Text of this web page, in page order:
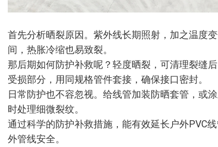
首先分析晒裂原因。紫外线长期照射，加之温度
间，热胀冷缩也易致裂。
那后期如何防护补救呢？轻度晒裂，可清理裂缝
受损部分，用同规格管件套接，确保接口密封。
日常防护也不容忽视。给线管加装防晒套管，或
时处理细微裂纹。
通过科学的防护补救措施，能有效延长户外PVC
外管线安全。